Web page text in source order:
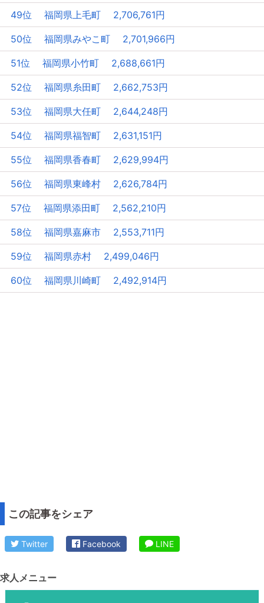
49位 福岡県上毛町 2,706,761円
50位 福岡県みやこ町 2,701,966円
51位 福岡県小竹町 2,688,661円
52位 福岡県糸田町 2,662,753円
53位 福岡県大任町 2,644,248円
54位 福岡県福智町 2,631,151円
55位 福岡県香春町 2,629,994円
56位 福岡県東峰村 2,626,784円
57位 福岡県添田町 2,562,210円
58位 福岡県嘉麻市 2,553,711円
59位 福岡県赤村 2,499,046円
60位 福岡県川崎町 2,492,914円
この記事をシェア
Twitter Facebook LINE
求人メニュー